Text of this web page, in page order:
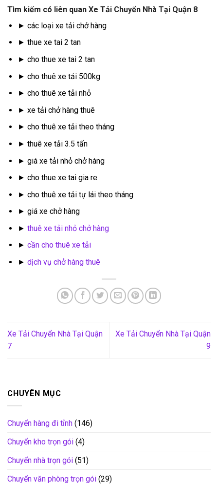
Tìm kiếm có liên quan Xe Tải Chuyển Nhà Tại Quận 8
► các loại xe tải chở hàng
► thue xe tai 2 tan
► cho thue xe tai 2 tan
► cho thuê xe tải 500kg
► cho thuê xe tải nhỏ
► xe tải chở hàng thuê
► cho thuê xe tải theo tháng
► thuê xe tải 3.5 tấn
► giá xe tải nhỏ chở hàng
► cho thue xe tai gia re
► cho thuê xe tải tự lái theo tháng
► giá xe chở hàng
► thuê xe tải nhỏ chở hàng
► cần cho thuê xe tải
► dịch vụ chở hàng thuê
Xe Tải Chuyển Nhà Tại Quận
7
Xe Tải Chuyển Nhà Tại Quận
9
CHUYÊN MỤC
Chuyển hàng đi tỉnh (146)
Chuyển kho trọn gói (4)
Chuyển nhà trọn gói (51)
Chuyển văn phòng trọn gói (29)